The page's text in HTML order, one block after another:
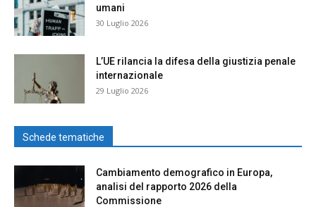
umani
30 Luglio 2026
L’UE rilancia la difesa della giustizia penale
internazionale
29 Luglio 2026
Schede tematiche
Cambiamento demografico in Europa,
analisi del rapporto 2026 della
Commissione